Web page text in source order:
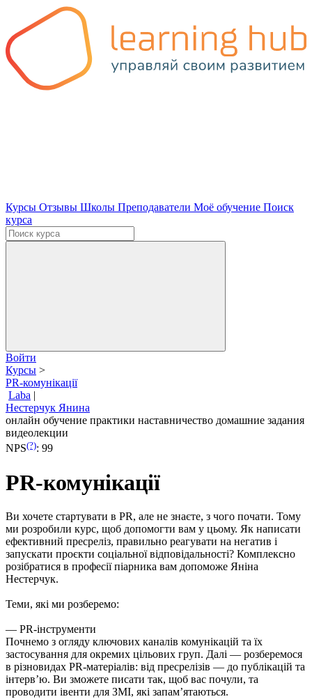
Курсы Отзывы Школы Преподаватели Моё обучение Поиск
курса
Войти
Курсы >
PR-комунікації
Laba |
Нестерчук Янина
онлайн обучение практики наставничество домашние задания
видеолекции
NPS(?): 99
PR-комунікації
Ви хочете стартувати в PR, але не знаєте, з чого почати. Тому
ми розробили курс, щоб допомогти вам у цьому. Як написати
ефективний пресреліз, правильно реагувати на негатив і
запускати проєкти соціальної відповідальності? Комплексно
розібратися в професії піарника вам допоможе Яніна
Нестерчук.
Теми, які ми розберемо:
— PR-інструменти
Почнемо з огляду ключових каналів комунікацій та їх
застосування для окремих цільових груп. Далі — розберемося
в різновидах PR-матеріалів: від пресрелізів — до публікацій та
інтерв’ю. Ви зможете писати так, щоб вас почули, та
проводити івенти для ЗМІ, які запам’ятаються.